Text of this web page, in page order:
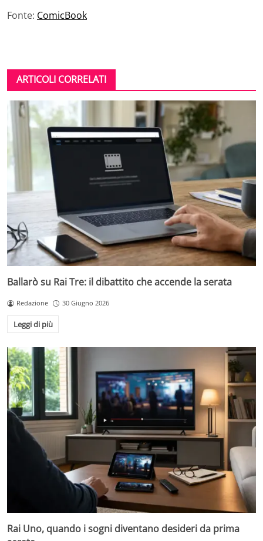
Fonte: ComicBook
ARTICOLI CORRELATI
Ballarò su Rai Tre: il dibattito che accende la serata
Redazione 30 Giugno 2026
Leggi di più
Rai Uno, quando i sogni diventano desideri da prima